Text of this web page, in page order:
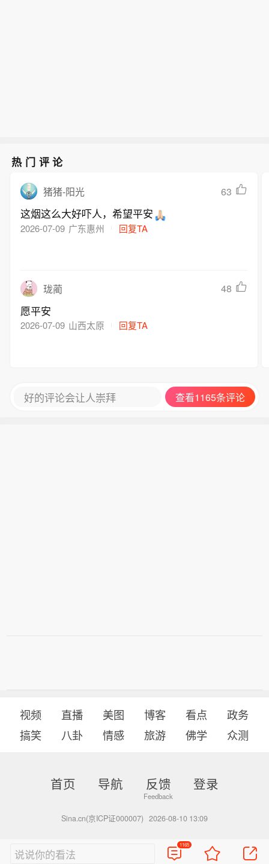
热门评论
猪猪-阳光 63
这烟这么大好吓人，希望平安
2026-07-09 广东惠州 回复TA
珑蔺 48
愿平安
2026-07-09 山西太原 回复TA
好的评论会让人崇拜 查看1165条评论
视频 直播 美图 博客 看点
政务
搞笑
八卦 情感 旅游 佛学 众测
首页 导航 反馈 登录
Sina.cn(京ICP证000007) 2026-08-10 13:09
说说你的看法
1165